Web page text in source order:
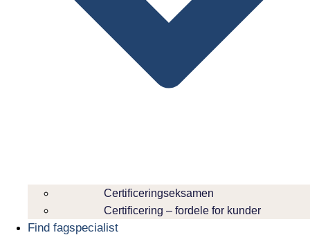
Certificeringseksamen
Certificering – fordele for kunder
Find fagspecialist